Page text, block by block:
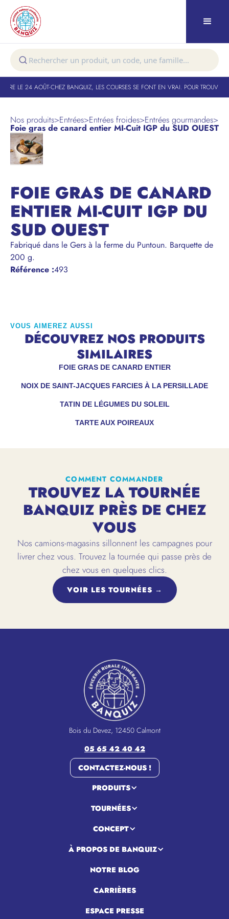
LE 24 AOÛT-CHEZ BANQUIZ, LES COURSES SE FONT EN VRAI. POUR TROUVER
Nos produits>Entrées>Entrées froides>Entrées gourmandes>
Foie gras de canard entier MI-Cuit IGP du SUD OUEST
FOIE GRAS DE CANARD
ENTIER MI-CUIT IGP DU
SUD OUEST
Fabriqué dans le Gers à la ferme du Puntoun. Barquette de
200 g.
Référence :493
VOUS AIMEREZ AUSSI
DÉCOUVREZ NOS PRODUITS
SIMILAIRES
NOIX DE SAINT-JACQUES FARCIES À LA PERSILLADE
TATIN DE LÉGUMES DU SOLEIL
TARTE AUX POIREAUX
FOIE GRAS DE CANARD ENTIER
COMMENT COMMANDER
TROUVEZ LA TOURNÉE
BANQUIZ PRÈS DE CHEZ
VOUS
Nos camions-magasins sillonnent les campagnes pour
livrer chez vous. Trouvez la tournée qui passe près de
chez vous en quelques clics.
VOIR LES TOURNÉES →
Bois du Devez, 12450 Calmont
05 65 42 40 42
CONTACTEZ-NOUS !
PRODUITS
TOURNÉES
CONCEPT
À PROPOS DE BANQUIZ
NOTRE BLOG
CARRIÈRES
ESPACE PRESSE